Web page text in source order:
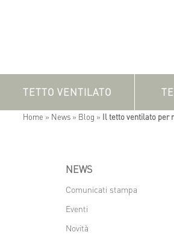
TETTO VENTILATO
Home » News » Blog » Il tetto ventilato per
NEWS
Comunicati stampa
Eventi
Novità